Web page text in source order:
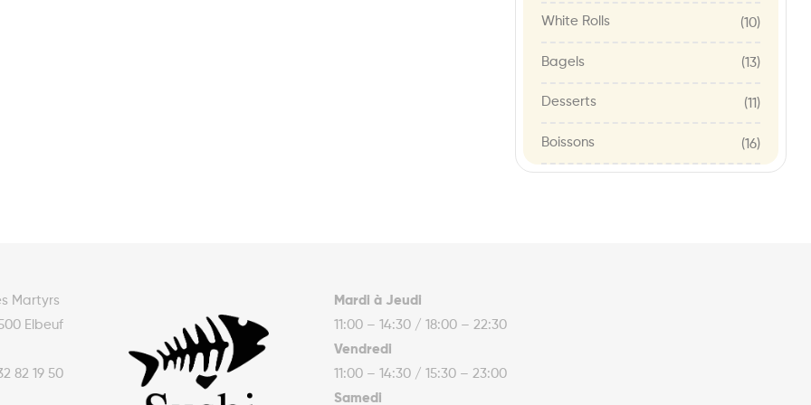
White Rolls (10)
Bagels (13)
Desserts (11)
Boissons (16)
Martyrs
Elbeuf
82 19 50
Mardi à Jeudi
11:00 – 14:30 / 18:00 – 22:30
Vendredi
11:00 – 14:30 / 15:30 – 23:00
Samedi